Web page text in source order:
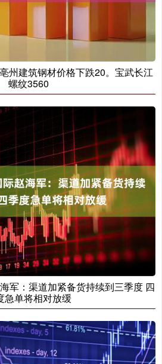
州建筑钢材价格下跌20。宝武长江
螺纹3560
军：渠道加紧备货持续到三季度 四
急单将相对放缓